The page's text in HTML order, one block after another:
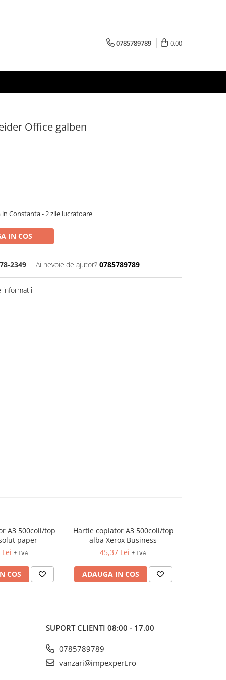
0785789789 0,00
Office galben
Constanta - 2 zile lucratoare
IN COS
2349 Ai nevoie de ajutor? 0785789789
informatii
A3 500coli/top
paper
+ TVA
COS
Hartie copiator A3 500coli/top
alba Xerox Business
45,37 Lei + TVA
ADAUGA IN COS
SUPORT CLIENTI 08:00 - 17.00
0785789789
vanzari@impexpert.ro